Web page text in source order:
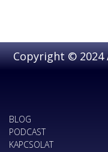
BLOG
PODCAST
KAPCSOLAT